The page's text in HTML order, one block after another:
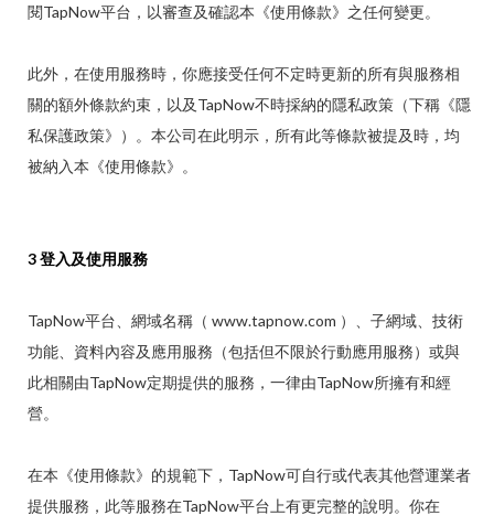
閱TapNow平台，以審查及確認本《使用條款》之任何變更。
此外，在使用服務時，你應接受任何不定時更新的所有與服務相
關的額外條款約束，以及TapNow不時採納的隱私政策（下稱《隱
私保護政策》）。本公司在此明示，所有此等條款被提及時，均
被納入本《使用條款》。
3 登入及使用服務
TapNow平台、網域名稱（ www.tapnow.com ）、子網域、技術
功能、資料內容及應用服務（包括但不限於行動應用服務）或與
此相關由TapNow定期提供的服務，一律由TapNow所擁有和經
營。
在本《使用條款》的規範下，TapNow可自行或代表其他營運業者
提供服務，此等服務在TapNow平台上有更完整的說明。你在